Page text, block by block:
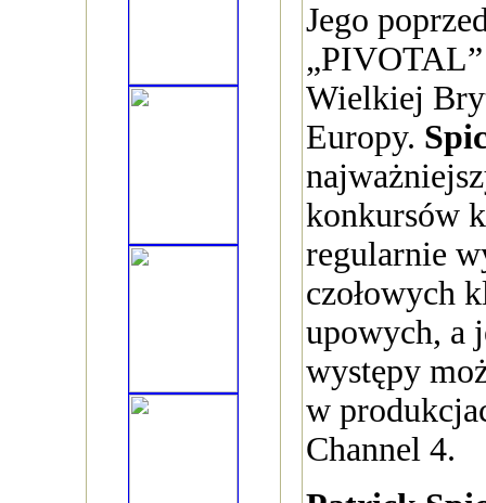
Jego
„PIVOTAL”
Wielkiej
Europy.
konkursów
regularnie
czołowych
upowych, a
występy
w
Channel 4.